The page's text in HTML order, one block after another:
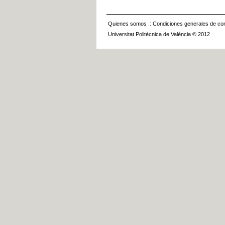
Quienes somos :: Condiciones generales de
Universitat Politècnica de València © 2012